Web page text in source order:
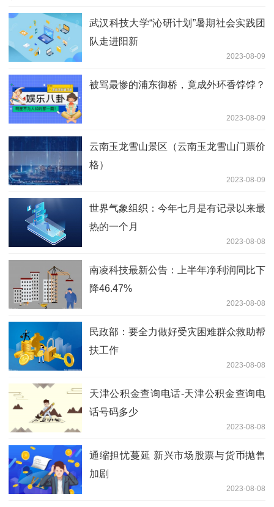
武汉科技大学“沁研计划”暑期社会实践团
队走进阳新
2023-08-09
被骂最惨的浦东御桥，竟成外环香饽饽？
2023-08-09
云南玉龙雪山景区（云南玉龙雪山门票价
格）
2023-08-09
​世界气象组织：今年七月是有记录以来最
热的一个月
2023-08-08
南凌科技最新公告：上半年净利润同比下
降46.47%
2023-08-08
民政部：要全力做好受灾困难群众救助帮
扶工作
2023-08-08
天津公积金查询电话-天津公积金查询电
话号码多少
2023-08-08
通缩担忧蔓延 新兴市场股票与货币抛售
加剧
2023-08-08